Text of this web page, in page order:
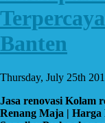
Banten
Thursday, July 25th
Jasa renovasi Kolam
Renang Maja |